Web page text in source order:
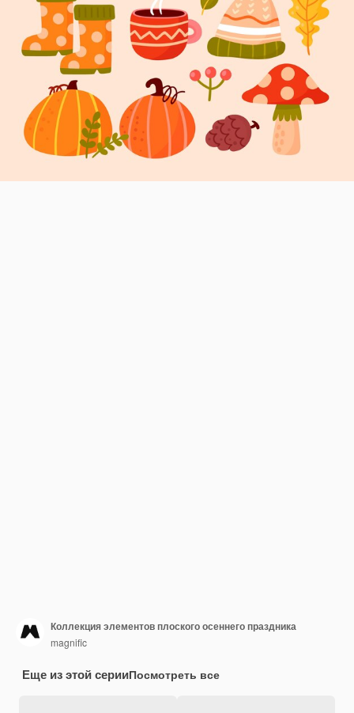
Коллекция элементов плоского осеннего праздника
magnific
Еще из этой серииПосмотреть все